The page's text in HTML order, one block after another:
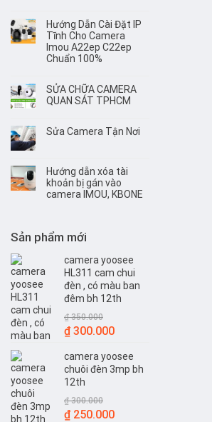
Hướng Dẫn Cài Đặt IP
Tĩnh Cho Camera
Imou A22ep C22ep
Chuẩn 100%
SỬA CHỮA CAMERA
QUAN SÁT TPHCM
Sửa Camera Tận Nơi
Hướng dẫn xóa tài
khoản bị gán vào
camera IMOU, KBONE
Sản phẩm mới
camera yoosee
HL311 cam chui
đèn , có màu ban
đêm bh 12th
₫350.000
Giá
là:
₫ 350.000.
₫300.000Giá
tại
là:
camera yoosee
chuôi đèn 3mp bh
12th
₫300.000
Giá
₫250.000Giá